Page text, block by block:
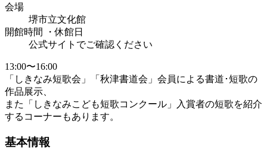
会場
堺市立文化館
開館時間 ・休館日
公式サイトでご確認ください
13:00〜16:00
「しきなみ短歌会」「秋津書道会」会員による書道･短歌の
作品展示、
また「しきなみこども短歌コンクール」入賞者の短歌を紹介
するコーナーもあります。
基本情報